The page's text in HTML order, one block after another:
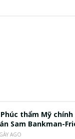
thẩm Mỹ
Sam Bankman-
AGO